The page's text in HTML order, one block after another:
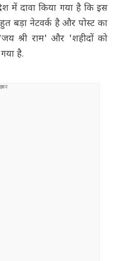
में दावा किया गया है कि इस
बड़ा नेटवर्क है और पोस्ट का
श्री राम' और 'शहीदों को
है.